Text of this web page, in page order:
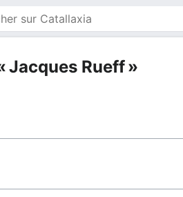
Jacques Rueff »